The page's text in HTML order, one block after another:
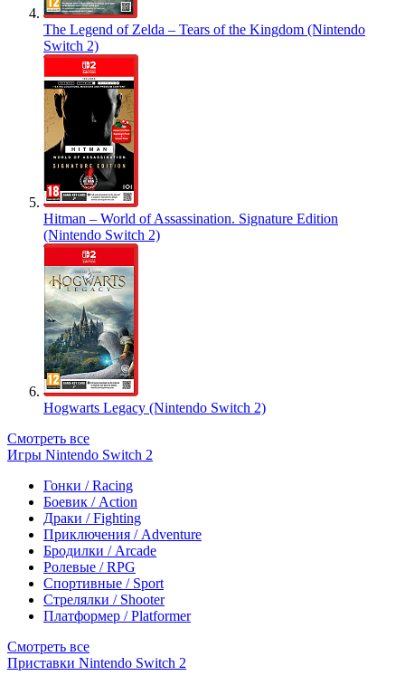
The Legend of Zelda – Tears of the Kingdom (Nintendo
Switch 2)
Hitman – World of Assassination. Signature Edition
(Nintendo Switch 2)
Hogwarts Legacy (Nintendo Switch 2)
Смотреть все
Игры Nintendo Switch 2
Гонки / Racing
Боевик / Action
Драки / Fighting
Приключения / Adventure
Бродилки / Arcade
Ролевые / RPG
Спортивные / Sport
Стрелялки / Shooter
Платформер / Platformer
Смотреть все
Приставки Nintendo Switch 2